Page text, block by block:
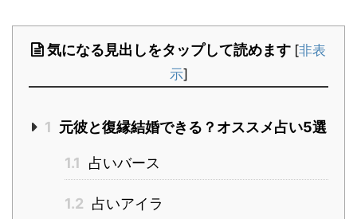
気になる見出しをタップして読めます [非表
示]
1 元彼と復縁結婚できる？オススメ占い5選
1.1 占いバース
1.2 占いアイラ